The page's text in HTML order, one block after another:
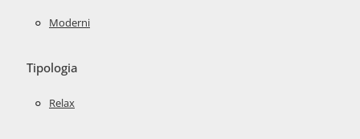
Moderni
Tipologia
Relax